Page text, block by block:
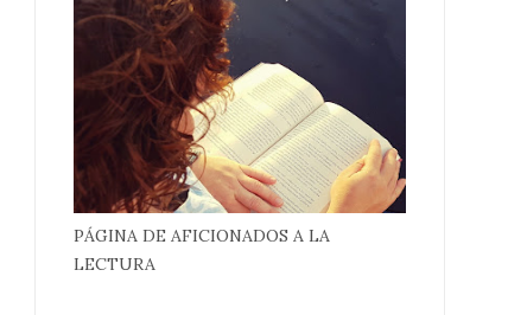
PÁGINA DE AFICIONADOS A LA
LECTURA